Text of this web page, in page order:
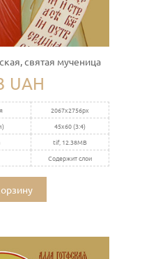
святая мученица
UAH
2067x2756px
45x60 (3:4)
tif, 12.38MB
Содержит слои